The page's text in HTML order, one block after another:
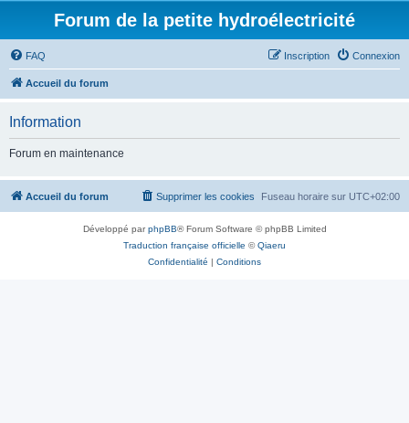
Forum de la petite hydroélectricité
FAQ Connexion
Inscription
Accueil du forum
Information
Forum en maintenance
Accueil du forum Fuseau horaire sur UTC+02:00
Supprimer les cookies
Développé parphpBB® Forum Software © phpBB Limited
Traduction française officielle ©Qiaeru
Confidentialité | Conditions